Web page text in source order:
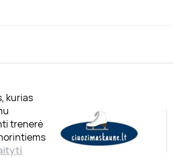
kurias
trenerė